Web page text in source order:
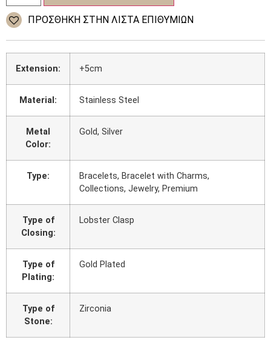
Extension: +5cm
Material: Stainless Steel
Metal
Color:
Gold, Silver
Type:
Bracelets, Bracelet with Charms,
Collections, Jewelry, Premium
Type of
Closing:
Lobster Clasp
Type of
Plating:
Gold Plated
Type of
Stone:
Zirconia
Stainless
Steel
Necklace
ποσότητα
ΠΡΌΣΘΉΚΗ ΣΤΗΝ ΛΊΣΤΑ ΕΠΙΘΥΜΙΏΝ